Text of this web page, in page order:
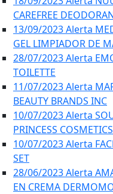
CAREFREE
13/09/2023 Alerta
GEL LIMPIADOR DE
28/07/2023 Alerta
TOILETTE
11/07/2023 Alerta
BEAUTY BRANDS INC
10/07/2023 Alerta
PRINCESS
10/07/2023 Alerta
SET
28/06/2023 Alerta
EN CREMA